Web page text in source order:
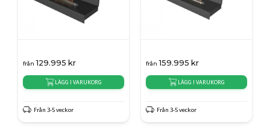
från 129.995 kr
LÄGG I VARUKORG
Från 3-5 veckor
från 159.995 kr
LÄGG I VARUKORG
Från 3-5 veckor